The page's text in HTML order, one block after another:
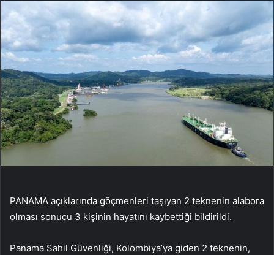
PANAMA açıklarında göçmenleri taşıyan 2 teknenin alabora
olması sonucu 3 kişinin hayatını kaybettiği bildirildi.
Panama Sahil Güvenliği, Kolombiya’ya giden 2 teknenin,